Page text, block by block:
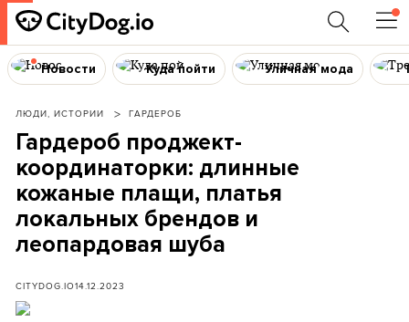
Новости Куда пойти Уличная мода
ЛЮДИ, ИСТОРИИ ГАРДЕРОБ
Гардероб проджект-
координаторки: длинные
кожаные плащи, платья
локальных брендов и
леопардовая шуба
CITYDOG.IO14.12.2023